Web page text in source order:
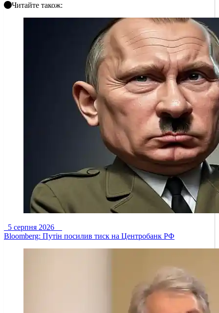
Читайте також:
5 серпня 2026
Bloomberg: Путін посилив тиск на Центробанк РФ